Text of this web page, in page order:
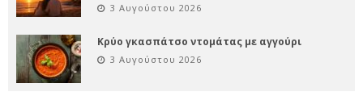
3 Αυγούστου 2026
Κρύο γκασπάτσο ντομάτας με αγγούρι
3 Αυγούστου 2026